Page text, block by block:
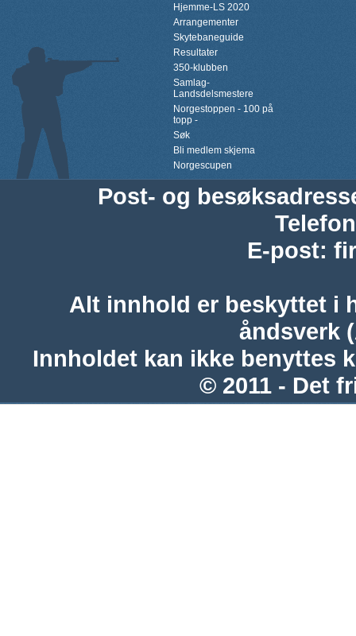
Hjemme-LS 2020
Arrangementer
Skytebaneguide
Resultater
350-klubben
Samlag-
Landsdelsmestere
Norgestoppen - 100 på
topp -
Søk
Bli medlem skjema
Norgescupen
Post- og
Telefon
E-post:
Alt innhold er beskyttet i
åndsverk
Innholdet kan ikke benyttes
© 2011 - Det